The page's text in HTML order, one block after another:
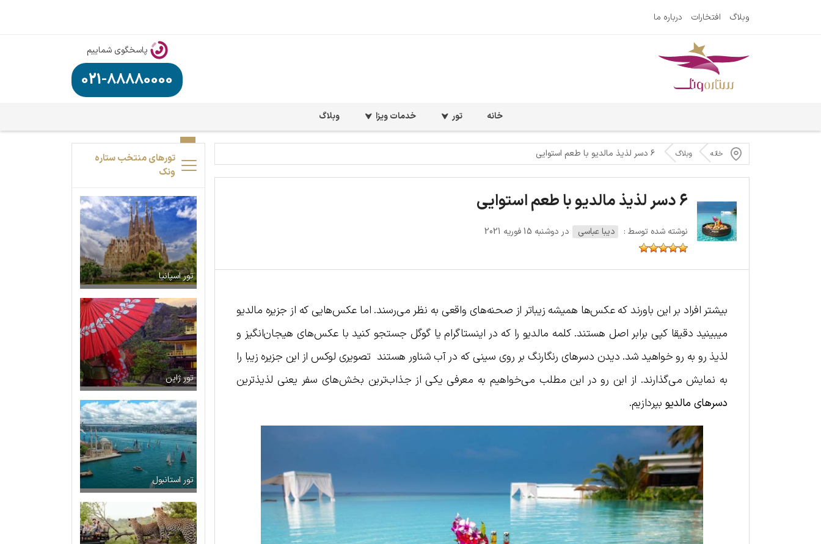
وبلاگ افتخارات درباره ما
پاسخگوی شماییم
021-88880000
خانه تور خدمات ویزا وبلاگ
خانه وبلاگ ۶ دسر لذیذ مالدیو با طعم استوایی
6 دسر لذیذ مالدیو با طعم استوایی
نوشته شده توسط : دیبا عباسی در دوشنبه 15 فوریه 2021
بیشتر افراد بر این باورند که عکس‌ها همیشه زیباتر از صحنه‌های واقعی به نظر می‌رسند. اما عکس‌هایی که از جزیره مالدیو
میبینید دقیقا کپی برابر اصل هستند. کلمه مالدیو را که در اینستاگرام یا گوگل جستجو کنید با عکس‌های هیجان‌انگیز و
لذیذ رو به رو خواهید شد. دیدن دسرهای رنگارنگ بر روی سینی که در آب شناور هستند تصویری لوکس از این جزیره زیبا را
به نمایش می‌گذارند. از این رو در این مطلب می‌خواهیم به معرفی یکی از جذاب‌ترین بخش‌های سفر یعنی لذیذترین
دسرهای مالدیو بپردازیم.
تورهای منتخب ستاره
ونک
تور اسپانیا
تور ژاپن
تور استانبول